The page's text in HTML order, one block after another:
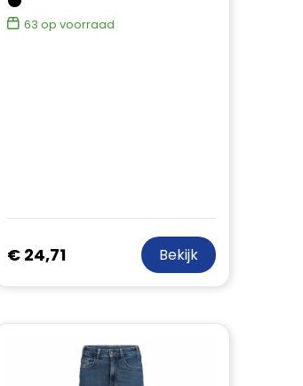
63 op voorraad
€ 24,71 Bekijk